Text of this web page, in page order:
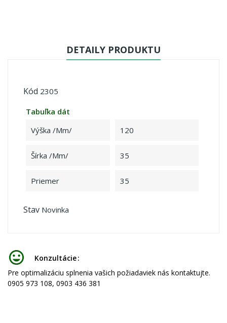
DETAILY PRODUKTU
Kód 2305
Tabuľka dát
Výška /mm/
120
Šírka /mm/ 35
Priemer 35
Stav Novinka
Konzultácie
Pre optimalizáciu splnenia vašich požiadaviek nás kontaktujte.
0905 973 108, 0903 436 381